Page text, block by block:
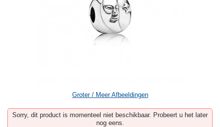
Groter / Meer Afbeeldingen
Sorry, dit product is momenteel niet beschikbaar. Probeert u het later
nog eens.